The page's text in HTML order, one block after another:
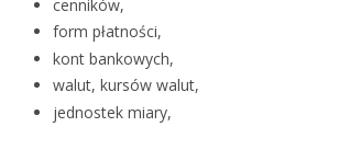
cenników,
form płatności,
kont bankowych,
walut, kursów walut,
jednostek miary,